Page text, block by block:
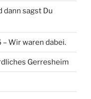
dann sagst Du
Wir waren dabei.
Gerresheim